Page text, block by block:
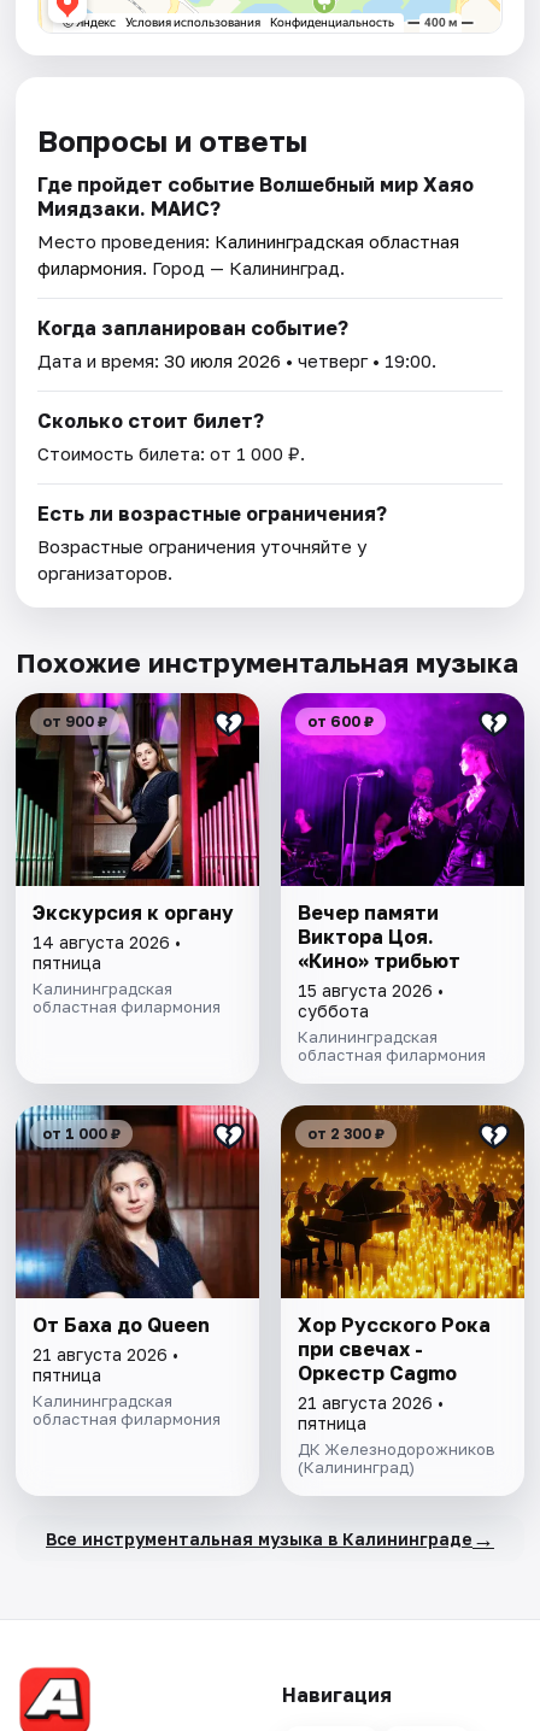
Вопросы и ответы
Где пройдет событие Волшебный мир Хаяо
Миядзаки. МАИС?
Место проведения: Калининградская областная
филармония. Город — Калининград.
Когда запланирован событие?
Дата и время:30 июля 2026 • четверг • 19:00.
Сколько стоит билет?
Стоимость билета: от 1 000 ₽.
Есть ли возрастные ограничения?
Возрастные ограничения уточняйте у
организаторов.
Похожие инструментальная музыка
от 900 ₽
Экскурсия к органу
14 августа 2026 •
пятница
Калининградская
областная филармония
от 600 ₽
Вечер памяти
Виктора Цоя.
«Кино» трибьют
15 августа 2026 •
суббота
Калининградская
областная филармония
от 1 000 ₽
От Баха до Queen
21 августа 2026 •
пятница
Калининградская
областная филармония
от 2 300 ₽
Хор Русского Рока
при свечах -
Оркестр Cagmo
21 августа 2026 •
пятница
ДК Железнодорожников
(Калининград)
Все инструментальная музыка в Калининграде →
Навигация